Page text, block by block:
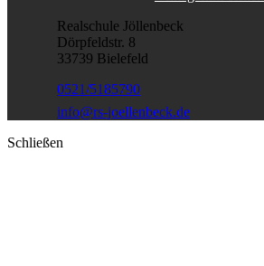
Realschule Jöllenbeck
Dörpfeldstr. 8
33739 Bielefeld
0521/5185790
info@rs-joellenbeck.de
Schließen